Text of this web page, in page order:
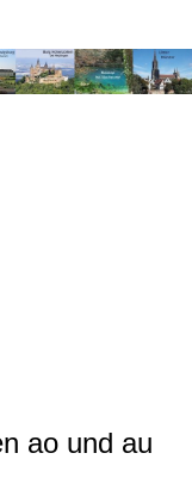
ao und au